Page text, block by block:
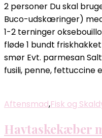
2 personer Du skal
Buco-udskæringer)
1-2 terninger
fløde 1 bundt
smør Evt. parmesan
fusili, penne, fettuccine
Aftensmad,Fisk og
Havtaskekæber